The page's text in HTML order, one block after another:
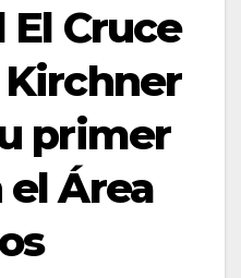
El Cruce
primer
Área